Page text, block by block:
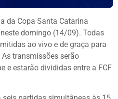
da Copa Santa Catarina
domingo (14/09). Todas
ao vivo e de graça para
transmissões serão
e estarão divididas entre a FCF